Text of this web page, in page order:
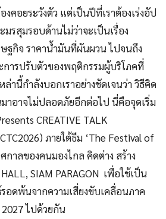
คอยระวังตัว แต่เป็นปีที่เราต้องเร่งอัป
มรสุมรอบด้านไม่ว่าจะเป็นเรื่อง
ฐกิจ ราคาน้ำมันที่ผันผวน ไปจนถึง
ารปรับตัวของพฤติกรรมผู้บริโภคที่
านี้กำลังบอกเราอย่างชัดเจนว่า วิธีคิด
าอาจไม่ปลอดภัยอีกต่อไป นี่คือจุดเริ่ม
CREATIVE TALK
ภายใต้ธีม ‘The Festival of
กาลของคนมองไกล คิดต่าง สร้าง
SIAM PARAGON เพื่อใช้เป็น
อดพ้นจากความเสี่ยงขับเคลื่อนภาค
ไปด้วยกัน